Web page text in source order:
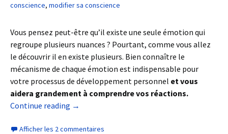
conscience, modifier sa conscience
Vous pensez peut-être qu’il existe une seule émotion qui
regroupe plusieurs nuances ? Pourtant, comme vous allez
le découvrir il en existe plusieurs. Bien connaître le
mécanisme de chaque émotion est indispensable pour
votre processus de développement personnel et vous
aidera grandement à comprendre vos réactions.
Continue reading →
Afficher les 2 commentaires